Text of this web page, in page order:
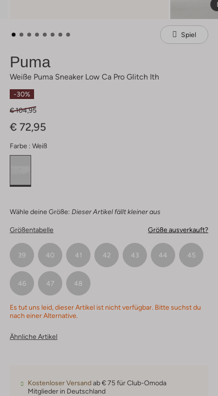
Spiel
Puma
Weiße Puma Sneaker Low Ca Pro Glitch Ith
-30%
€ 104,95
€ 72,95
Farbe : Weiß
Wähle deine Größe: Dieser Artikel fällt kleiner aus
Größentabelle Größe ausverkauft?
39 40 41 42 43 44 45
46 47 48
Es tut uns leid, dieser Artikel ist nicht verfügbar. Bitte suchst du
nach einer Alternative.
Ähnliche Artikel
Kostenloser Versandab € 75 für Club-Omoda
Mitglieder in Deutschland